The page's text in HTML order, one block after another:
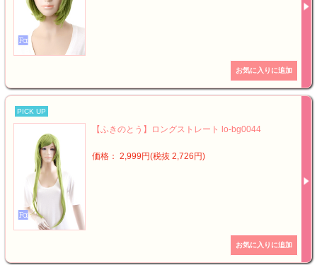
PICK UP
【ふきのとう】ロングストレート lo-bg0044
価格： 2,999円(税抜 2,726円)